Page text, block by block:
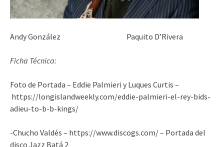
Andy González Paquito D’Rivera
Ficha Técnica:
Foto de Portada – Eddie Palmieri y Luques Curtis –
https://longislandweekly.com/eddie-palmieri-el-rey-bids-
adieu-to-b-b-kings/
-Chucho Valdés – https://www.discogs.com/ – Portada del
disco Jazz Batá 2